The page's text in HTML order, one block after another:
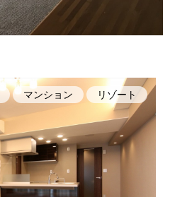
マンション リゾート